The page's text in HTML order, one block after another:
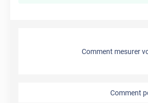
Comment mesurer
Comment